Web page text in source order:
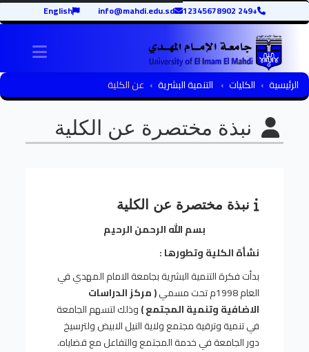
+249 12345678902
info@mahdi.edu.sd
English
الرئيسية الكليات التنمية البشرية عن الكلية
نبذة مختصرة عن الكلية
نبذة مختصرة عن الكلية
بسم الله الرحمن الرحيم
نشأة الكلية وتطورها :
بدأت فكرة التنمية البشرية بجامعة الامام المهدي في
العام 1998م تحت مسمي
( مركز الدراسات
الاضافية وتنمية المجتمع )وذلك لتسهم الجامعة
في تنمية وترقية مجتمع ولاية النيل الابيض ولترسيخ
دور الجامعة في خدمة المجتمع والتفاعل مع قضاياه.